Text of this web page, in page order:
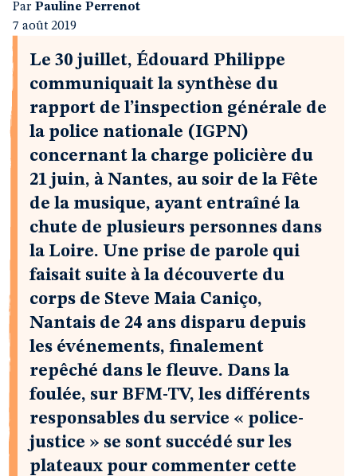
Par Pauline Perrenot
7 août 2019
Le 30 juillet, Édouard Philippe
communiquait la synthèse du
rapport de l’inspection générale de
la police nationale (IGPN)
concernant la charge policière du
21 juin, à Nantes, au soir de la Fête
de la musique, ayant entraîné la
chute de plusieurs personnes dans
la Loire. Une prise de parole qui
faisait suite à la découverte du
corps de Steve Maia Caniço,
Nantais de 24 ans disparu depuis
les événements, finalement
repêché dans le fleuve. Dans la
foulée, sur BFM-TV, les différents
responsables du service « police-
justice » se sont succédé sur les
plateaux pour commenter cette